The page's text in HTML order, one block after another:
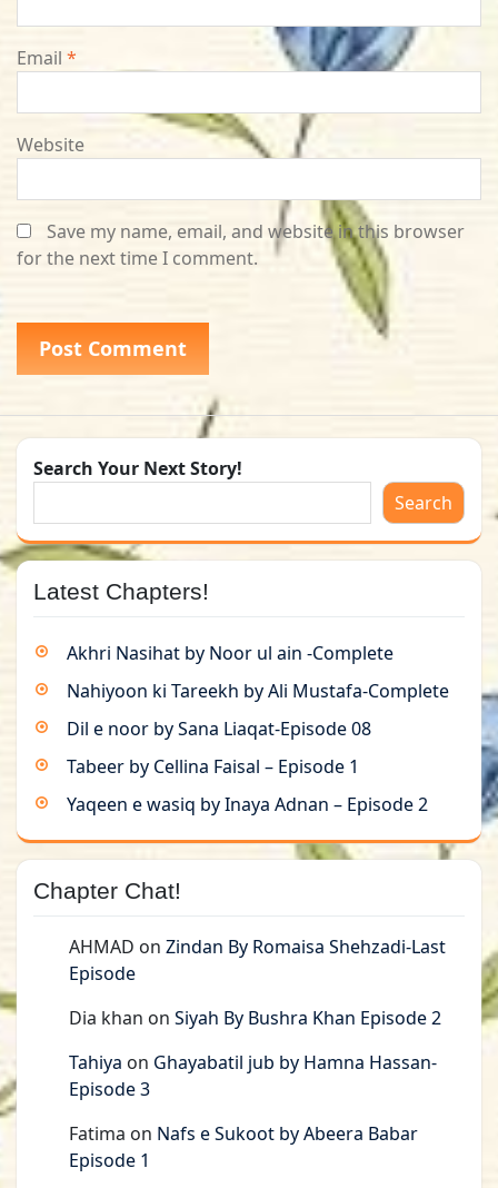
Email *
Website
Save my name, email, and website in this browser
for the next time I comment.
Search Your Next Story!
Search
Latest Chapters!
Akhri Nasihat by Noor ul ain -Complete
Nahiyoon ki Tareekh by Ali Mustafa-Complete
Dil e noor by Sana Liaqat-Episode 08
Tabeer by Cellina Faisal – Episode 1
Yaqeen e wasiq by Inaya Adnan – Episode 2
Chapter Chat!
AHMAD on Zindan By Romaisa Shehzadi-Last
Episode
Dia khan on Siyah By Bushra Khan Episode 2
Tahiya on Ghayabatil jub by Hamna Hassan-
Episode 3
Fatima on Nafs e Sukoot by Abeera Babar
Episode 1